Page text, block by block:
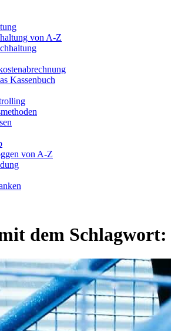
von A-Z
Kassenbuch
von A-Z
dem Schlagwort: